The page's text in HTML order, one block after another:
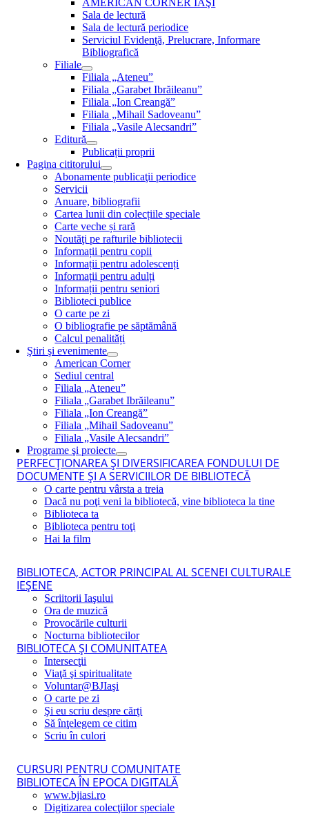
AMERICAN CORNER IAŞI
Sala de lectură
Sala de lectură periodice
Serviciul Evidenţă, Prelucrare, Informare
Bibliografică
Filiale
Filiala „Ateneu”
Filiala „Garabet Ibrăileanu”
Filiala „Ion Creangă”
Filiala „Mihail Sadoveanu”
Filiala „Vasile Alecsandri”
Editură
Publicații proprii
Pagina cititorului
Abonamente publicaţii periodice
Servicii
Anuare, bibliografii
Cartea lunii din colecțiile speciale
Carte veche și rară
Noutăţi pe rafturile bibliotecii
Informații pentru copii
Informații pentru adolescenți
Informații pentru adulți
Informații pentru seniori
Biblioteci publice
O carte pe zi
O bibliografie pe săptămână
Calcul penalități
Ştiri şi evenimente
American Corner
Sediul central
Filiala „Ateneu”
Filiala „Garabet Ibrăileanu”
Filiala „Ion Creangă”
Filiala „Mihail Sadoveanu”
Filiala „Vasile Alecsandri”
Programe şi proiecte
PERFECŢIONAREA ŞI DIVERSIFICAREA FONDULUI DE
DOCUMENTE ŞI A SERVICIILOR DE BIBLIOTECĂ
O carte pentru vârsta a treia
Dacă nu poţi veni la bibliotecă, vine biblioteca la tine
Biblioteca ta
Biblioteca pentru toţi
Hai la film
BIBLIOTECA, ACTOR PRINCIPAL AL SCENEI CULTURALE
IEŞENE
Scriitorii Iaşului
Ora de muzică
Provocările culturii
Nocturna bibliotecilor
BIBLIOTECA ŞI COMUNITATEA
Intersecţii
Viaţă şi spiritualitate
Voluntar@BJIaşi
O carte pe zi
Şi eu scriu despre cărţi
Să înţelegem ce citim
Scriu în culori
CURSURI PENTRU COMUNITATE
BIBLIOTECA ÎN EPOCA DIGITALĂ
www.bjiasi.ro
Digitizarea colecţiilor speciale